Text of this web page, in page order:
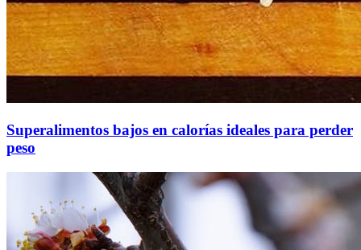
Superalimentos bajos en calorías ideales para perder
peso